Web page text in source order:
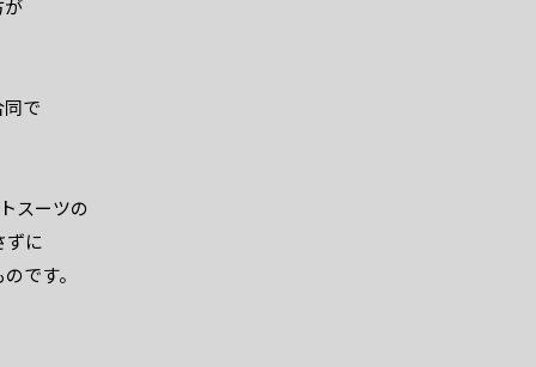
が
で
スーツの
ずに
です。